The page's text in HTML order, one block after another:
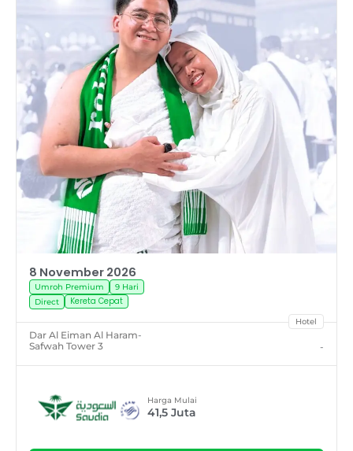
8 November 2026
Umroh Premium
9 Hari
Direct
Kereta Cepat
Hotel
Dar Al Eiman Al Haram-
Safwah Tower 3
-
Harga Mulai
41,5 Juta